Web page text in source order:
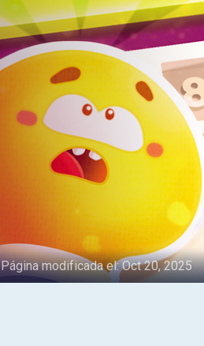
Página modificada el:Oct 20, 2025